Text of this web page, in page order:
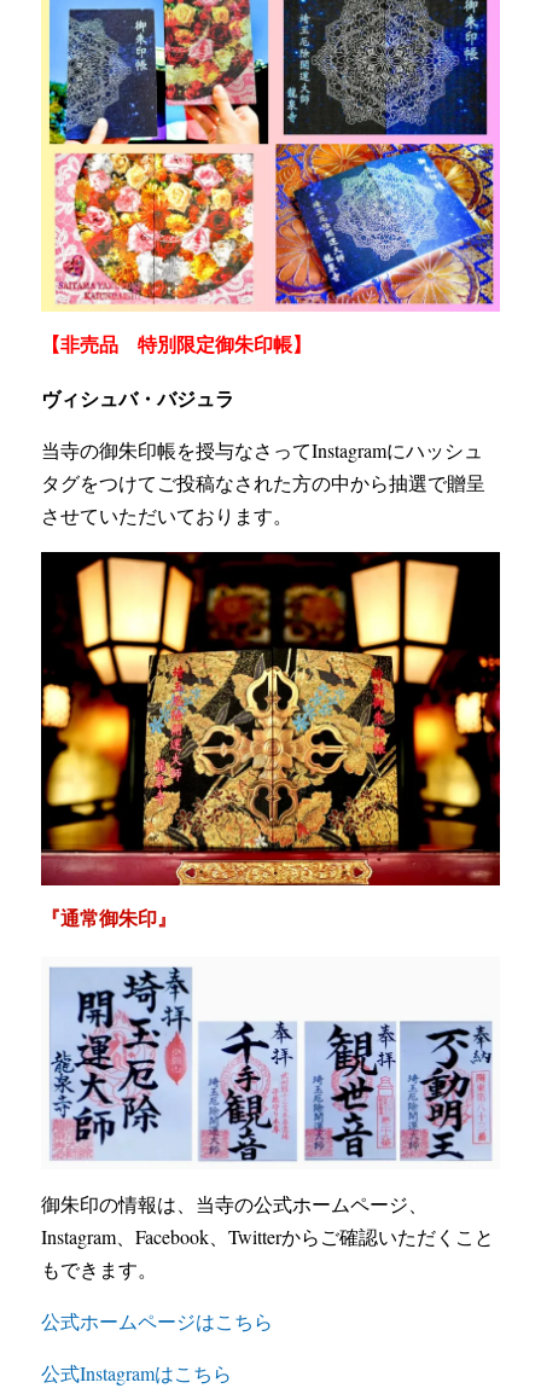
【非売品 特別限定御朱印帳】
ヴィシュバ・バジュラ
当寺の御朱印帳を授与なさってInstagramにハッシュ
タグをつけてご投稿なされた方の中から抽選で贈呈
させていただいております。
『通常御朱印』
御朱印の情報は、当寺の公式ホームページ、
Instagram、Facebook、Twitterからご確認いただくこと
もできます。
公式ホームページはこちら
公式Instagramはこちら